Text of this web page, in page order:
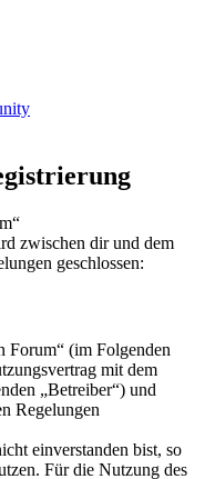
zwischen dir und dem
geschlossen:
(im Folgenden
mit dem
„Betreiber“) und
Regelungen
einverstanden bist, so
Für die Nutzung des